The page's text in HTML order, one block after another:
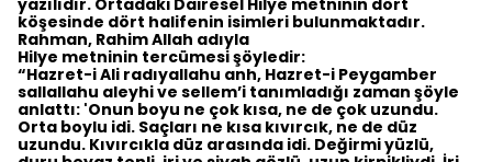
yazılıdır. Ortadaki Dairesel Hilye metninin dört
köşesinde dört halifenin isimleri bulunmaktadır.
Rahman, Rahim Allah adıyla​
Hilye metninin tercümesi şöyledir:
“Hazret-i Ali radıyallahu anh, Hazret-i Peygamber
sallallahu aleyhi ve sellem’i tanımladığı zaman şöyle
anlattı: 'Onun boyu ne çok kısa, ne de çok uzundu.
Orta boylu idi. Saçları ne kısa kıvırcık, ne de düz
uzundu. Kıvırcıkla düz arasında idi. Değirmi yüzlü,